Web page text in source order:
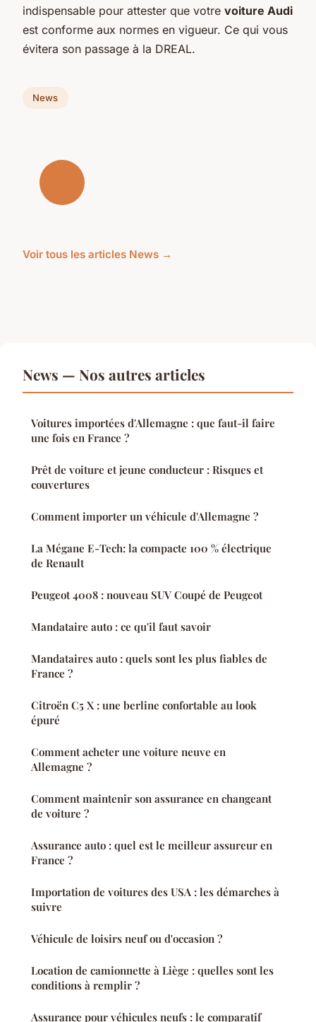
indispensable pour attester que votre voiture Audi
est conforme aux normes en vigueur. Ce qui vous
évitera son passage à la DREAL.
News
Voir tous les articles News →
News — Nos autres articles
Voitures importées d'Allemagne : que faut-il faire
une fois en France ?
Prêt de voiture et jeune conducteur : Risques et
couvertures
Comment importer un véhicule d'Allemagne ?
La Mégane E-Tech: la compacte 100 % électrique
de Renault
Peugeot 4008 : nouveau SUV Coupé de Peugeot
Mandataire auto : ce qu'il faut savoir
Mandataires auto : quels sont les plus fiables de
France ?
Citroën C5 X : une berline confortable au look
épuré
Comment acheter une voiture neuve en
Allemagne ?
Comment maintenir son assurance en changeant
de voiture ?
Assurance auto : quel est le meilleur assureur en
France ?
Importation de voitures des USA : les démarches à
suivre
Véhicule de loisirs neuf ou d'occasion ?
Location de camionnette à Liège : quelles sont les
conditions à remplir ?
Assurance pour véhicules neufs : le comparatif